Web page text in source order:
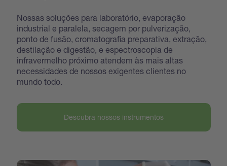
Nossas soluções para laboratório, evaporação
industrial e paralela, secagem por pulverização,
ponto de fusão, cromatografia preparativa, extração,
destilação e digestão, e espectroscopia de
infravermelho próximo atendem às mais altas
necessidades de nossos exigentes clientes no
mundo todo.
Descubra nossos instrumentos